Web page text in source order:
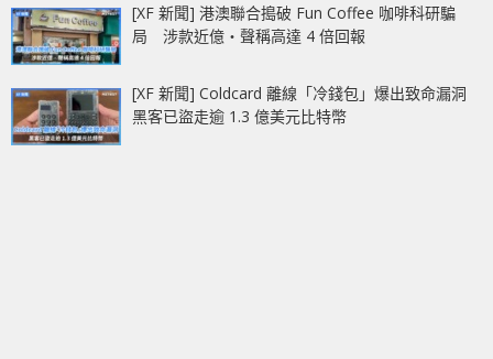
[XF 新聞] 港澳聯合搗破 Fun Coffee 咖啡科研騙
局 涉款近億‧聲稱高達 4 倍回報
[XF 新聞] Coldcard 離線「冷錢包」爆出致命漏洞
黑客已盜走逾 1.3 億美元比特幣